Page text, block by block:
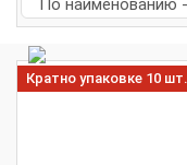
Кратно упаковке 10 шт.